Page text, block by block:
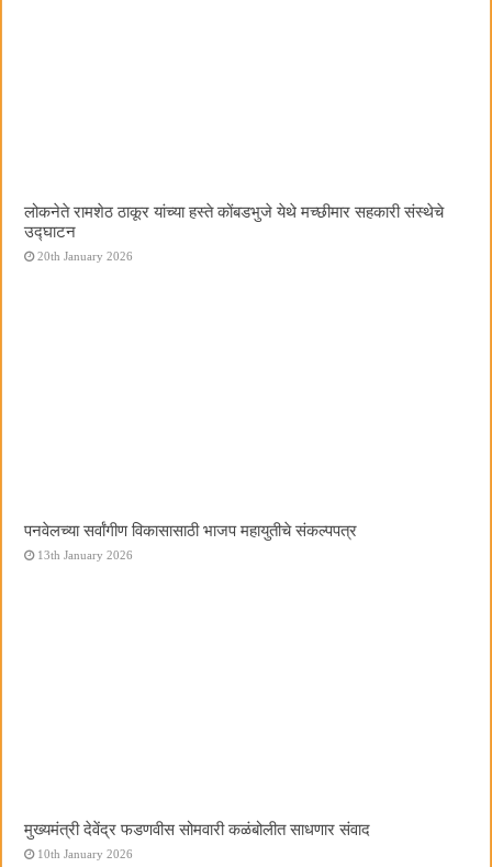
लोकनेते रामशेठ ठाकूर यांच्या हस्ते कोंबडभुजे येथे मच्छीमार सहकारी संस्थेचे
उद्घाटन
20th January 2026
पनवेलच्या सर्वांगीण विकासासाठी भाजप महायुतीचे संकल्पपत्र
13th January 2026
मुख्यमंत्री देवेंद्र फडणवीस सोमवारी कळंबोलीत साधणार संवाद
10th January 2026